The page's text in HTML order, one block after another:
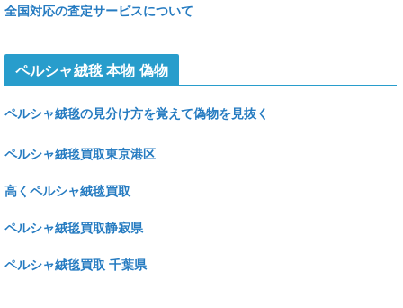
全国対応の査定サービスについて
ペルシャ絨毯 本物 偽物
ペルシャ絨毯の見分け方を覚えて偽物を見抜く
ペルシャ絨毯買取東京港区
高くペルシャ絨毯買取
ペルシャ絨毯買取静寂県
ペルシャ絨毯買取 千葉県